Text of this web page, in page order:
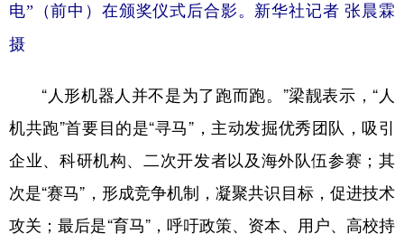
电”（前中）在颁奖仪式后合影。新华社记者 张晨霖
摄
“人形机器人并不是为了跑而跑。”梁靓表示，“人
机共跑”首要目的是“寻马”，主动发掘优秀团队，吸引
企业、科研机构、二次开发者以及海外队伍参赛；其
次是“赛马”，形成竞争机制，凝聚共识目标，促进技术
攻关；最后是“育马”，呼吁政策、资本、用户、高校持